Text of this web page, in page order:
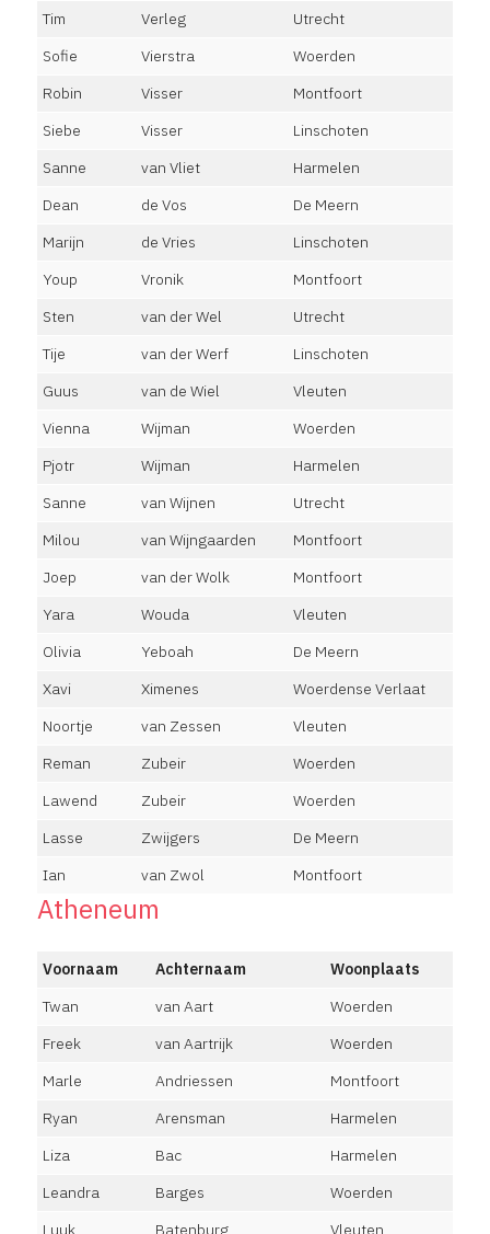
Tim
Verleg
Utrecht
Sofie
Vierstra
Woerden
Robin
Visser
Montfoort
Siebe
Visser
Linschoten
Sanne
van Vliet
Harmelen
Dean
de Vos
De Meern
Marijn
de Vries
Linschoten
Youp
Vronik
Montfoort
Sten
van der Wel
Utrecht
Tije
van der Werf
Linschoten
Guus
van de Wiel
Vleuten
Vienna
Wijman
Woerden
Pjotr
Wijman
Harmelen
Sanne
van Wijnen
Utrecht
Milou
van Wijngaarden
Montfoort
Joep
van der Wolk
Montfoort
Yara
Wouda
Vleuten
Olivia
Yeboah
De Meern
Xavi
Ximenes
Woerdense Verlaat
Noortje
van Zessen
Vleuten
Reman
Zubeir
Woerden
Lawend
Zubeir
Woerden
Lasse
Zwijgers
De Meern
Ian
van Zwol Montfoort
Atheneum
Voornaam Achternaam
Woonplaats
Twan
van Aart
Woerden
Freek
van Aartrijk
Woerden
Marle
Andriessen
Montfoort
Ryan
Arensman
Harmelen
Liza
Bac
Harmelen
Leandra
Barges
Woerden
Luuk
Batenburg Vleuten